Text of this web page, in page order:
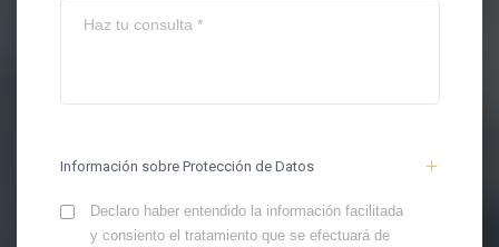
Información sobre Protección de Datos
Declaro haber entendido la información facilitada
y consiento el tratamiento que se efectuará de